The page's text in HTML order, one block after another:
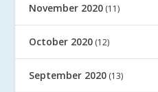
November 2020 (11)
October 2020 (12)
September 2020 (13)